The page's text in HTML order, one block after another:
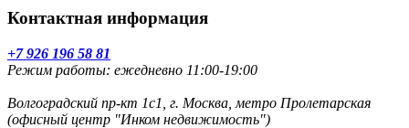
Контактная информация
+7 926 196 58 81
Режим работы: ежедневно 11:00-19:00
Волгоградский пр-кт 1с1, г. Москва, метро Пролетарская
(офисный центр "Инком недвижимость")